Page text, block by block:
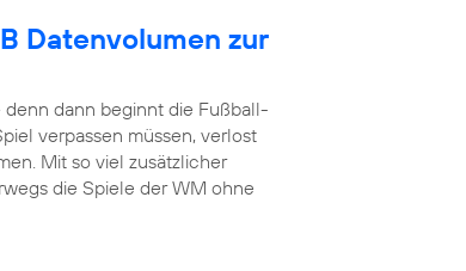
Datenvolumen zur
denn dann beginnt die Fußball-
verpassen müssen, verlost
Mit so viel zusätzlicher
die Spiele der WM ohne